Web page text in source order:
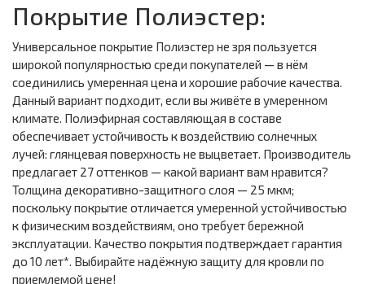
Покрытие Полиэстер:
Универсальное покрытие Полиэстер не зря пользуется
широкой популярностью среди покупателей — в нём
соединились умеренная цена и хорошие рабочие качества.
Данный вариант подходит, если вы живёте в умеренном
климате. Полиэфирная составляющая в составе
обеспечивает устойчивость к воздействию солнечных
лучей: глянцевая поверхность не выцветает. Производитель
предлагает 27 оттенков — какой вариант вам нравится?
Толщина декоративно-защитного слоя — 25 мкм;
поскольку покрытие отличается умеренной устойчивостью
к физическим воздействиям, оно требует бережной
эксплуатации. Качество покрытия подтверждает гарантия
до 10 лет*. Выбирайте надёжную защиту для кровли по
приемлемой цене!